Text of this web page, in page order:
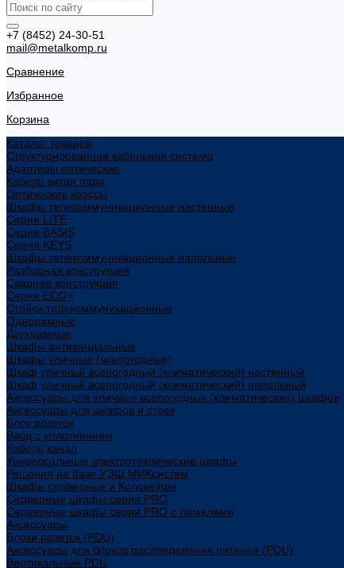
+7 (8452) 24-30-51
mail@metalkomp.ru
Сравнение
Избранное
Корзина
Каталог товаров
Структурированная кабельная система
Адаптеры оптические
Кабель витая пара
Оптические кроссы
Шкафы телекоммуникационные настенные
Cерия LITE
Cерия BASIS
Cерия KEYS
Шкафы телекоммуникационные напольные
Разборная конструкция
Сварная конструкция
Серия ECO+
Стойки телекоммуникационные
Однорамные
Двухрамные
Шкафы антивандальные
Шкафы уличные (всепогодные)
Шкаф уличный всепогодный (климатический) настенный
Шкаф уличный всепогодный (климатический) напольный
Аксессуары для уличных всепогодных (климатических) шкафов
Аксессуары для шкафов и стоек
Блок розеток
Ввод с уплотнением
Кабель канал
Универсальные электротехнические шкафы
Решения на базе УЭШ МИКсистем
Шкафы серверные и Колокейшн
Серверные шкафы серия PRO
Серверные шкафы серии PRO с ламелями
Аксессуары
Блоки розеток (PDU)
Аксессуары для блоков распределения питания (PDU)
Вертикальные PDU